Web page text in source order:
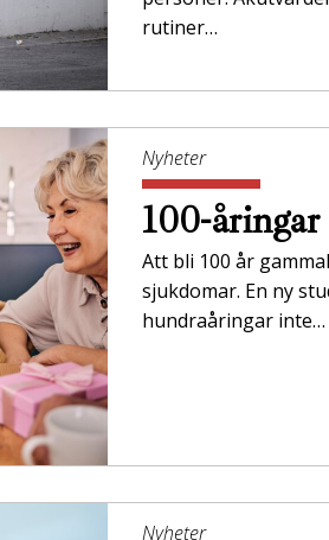
rutiner…
Nyheter
100-
Att bli 100 år
sjukdomar. En ny
hundraåringar inte…
Nyheter